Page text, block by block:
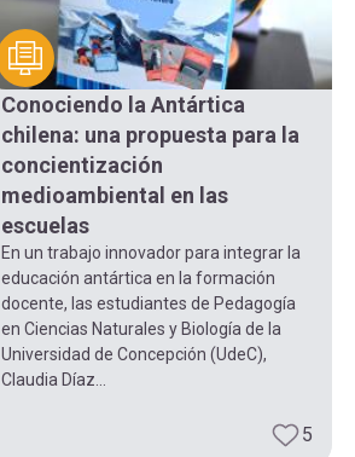
Conociendo la Antártica
chilena: una propuesta para la
concientización
medioambiental en las
escuelas
En un trabajo innovador para integrar la
educación antártica en la formación
docente, las estudiantes de Pedagogía
en Ciencias Naturales y Biología de la
Universidad de Concepción (UdeC),
Claudia Díaz...
5